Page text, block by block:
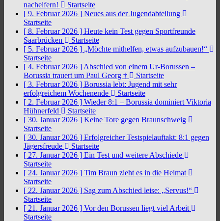
nacheifern!
Startseite
[ 9. Februar 2026 ] Neues aus der Jugendabteilung
Startseite
[ 8. Februar 2026 ] Heute kein Test gegen Sportfreunde
Saarbrücken
Startseite
[ 5. Februar 2026 ] „Möchte mithelfen, etwas aufzubauen!“
Startseite
[ 4. Februar 2026 ] Abschied von einem Ur-Borussen –
Borussia trauert um Paul Georg †
Startseite
[ 3. Februar 2026 ] Borussia lebt: Jugend mit sehr
erfolgreichem Wochenende
Startseite
[ 2. Februar 2026 ] Wieder 8:1 – Borussia dominiert Viktoria
Hühnerfeld
Startseite
[ 30. Januar 2026 ] Keine Tore gegen Braunschweig
Startseite
[ 30. Januar 2026 ] Erfolgreicher Testspielauftakt: 8:1 gegen
Jägersfreude
Startseite
[ 27. Januar 2026 ] Ein Test und weitere Abschiede
Startseite
[ 24. Januar 2026 ] Tim Braun zieht es in die Heimat
Startseite
[ 22. Januar 2026 ] Sag zum Abschied leise: „Servus!“
Startseite
[ 21. Januar 2026 ] Vor den Borussen liegt viel Arbeit
Startseite